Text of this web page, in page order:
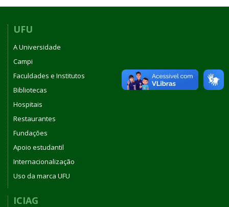
UFU
A Universidade
Campi
Faculdades e Institutos
Bibliotecas
Hospitais
Restaurantes
Fundações
Apoio estudantil
Internacionalização
Uso da marca UFU
ICIAG